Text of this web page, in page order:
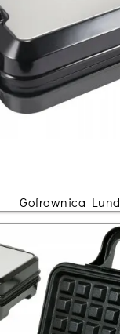
Gofrownica Lund